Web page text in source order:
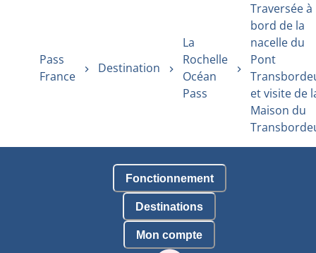
Pass
France
Destination
La
Rochelle
Océan
Pass
Traversée à
bord de la
nacelle du
Pont
et visite de
Maison du
Fonctionnement
Destinations
Mon compte